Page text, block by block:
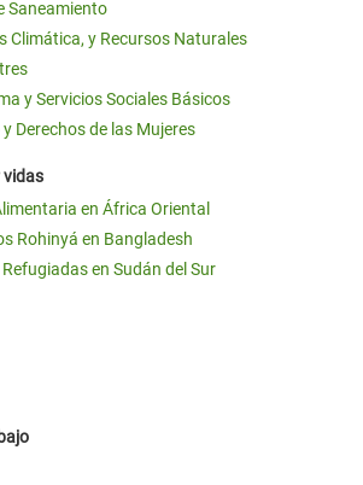
Saneamiento
Climática, y Recursos Naturales
y Servicios Sociales Básicos
Derechos de las Mujeres
vidas
en África Oriental
Rohinyá en Bangladesh
en Sudán del Sur